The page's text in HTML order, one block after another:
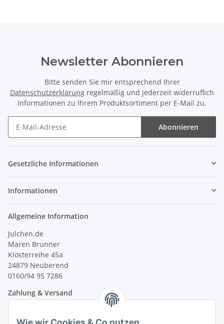
Newsletter Abonnieren
Bitte senden Sie mir entsprechend Ihrer
Datenschutzerklärung regelmäßig und jederzeit widerruflich
Informationen zu Ihrem Produktsortiment per E-Mail zu.
Abonnieren
Gesetzliche Informationen
Informationen
Allgemeine Information
Julchen.de
Maren Brunner
Klosterreihe 45a
24879 Neuberend
0160/94 95 7286
Zahlung & Versand